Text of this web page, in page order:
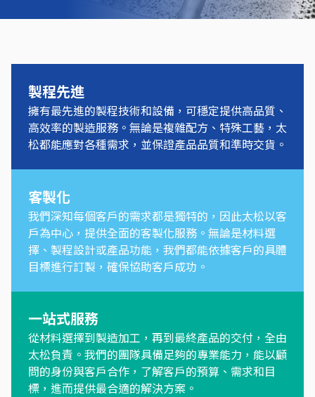
製程先進
擁有最先進的製程技術和設備，可穩定提供高品質、
高效率的製造服務。無論是複雜配方、特殊工藝，太
松都能應對各種需求，並保證產品品質和準時交貨。
客製化
我們深知每個客戶的需求都是獨特的，因此太松以客
戶為中心，提供全面的客製化服務。無論是材料選
擇、製程設計或產品功能，我們都能依據客戶的具體
目標進行訂製，確保協助客戶成功。
一站式服務
從材料選擇到製造加工，再到最終產品的交付，全由
太松負責。我們的團隊具備足夠的專業能力，能以顧
問的身份與客戶合作，了解客戶的預算、需求和目
標，進而提供最合適的解決方案。